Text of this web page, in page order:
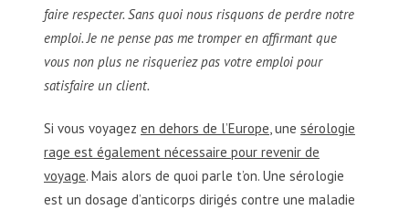
faire respecter. Sans quoi nous risquons de perdre notre
emploi. Je ne pense pas me tromper en affirmant que
vous non plus ne risqueriez pas votre emploi pour
satisfaire un client.
Si vous voyagez en dehors de l’Europe, une sérologie
rage est également nécessaire pour revenir de
voyage. Mais alors de quoi parle t’on. Une sérologie
est un dosage d’anticorps dirigés contre une maladie